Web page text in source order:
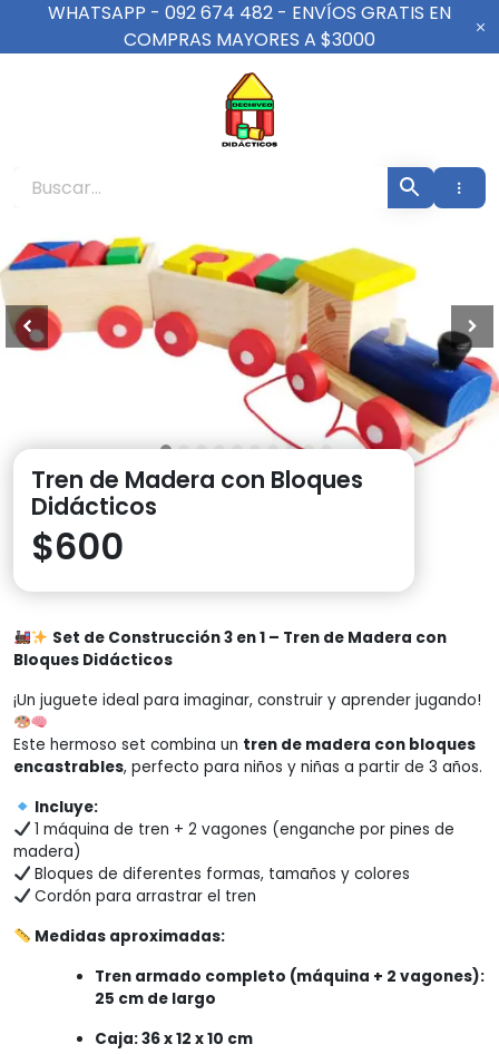
WHATSAPP - 092 674 482 - ENVÍOS GRATIS EN
COMPRAS MAYORES A $3000
De Chiveo
Tren de Madera con Bloques
Didácticos
$600
Set de Construcción 3 en 1 – Tren de Madera con
Bloques Didácticos
¡Un juguete ideal para imaginar, construir y aprender jugando!
Este hermoso set combina un tren de madera con bloques
encastrables, perfecto para niños y niñas a partir de 3 años.
Incluye:
1 máquina de tren + 2 vagones (enganche por pines de
madera)
Bloques de diferentes formas, tamaños y colores
Cordón para arrastrar el tren
Medidas aproximadas:
Tren armado completo (máquina + 2 vagones):
25 cm de largo
Caja: 36 x 12 x 10 cm